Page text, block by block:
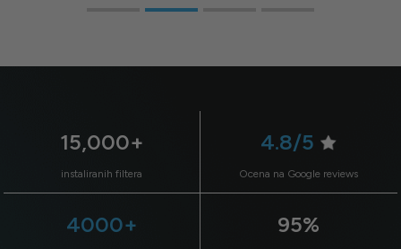
15,000+
instaliranih filtera
4.8/5
Ocena na Google reviews
4000+ 95%